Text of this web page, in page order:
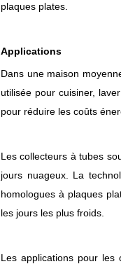
plaques plates.
Applications
Dans une maison
utilisée pour cuisiner,
pour réduire les coûts
Les collecteurs à tubes
jours nuageux. La
homologues à plaques
les jours les plus froids.
Les applications pour les